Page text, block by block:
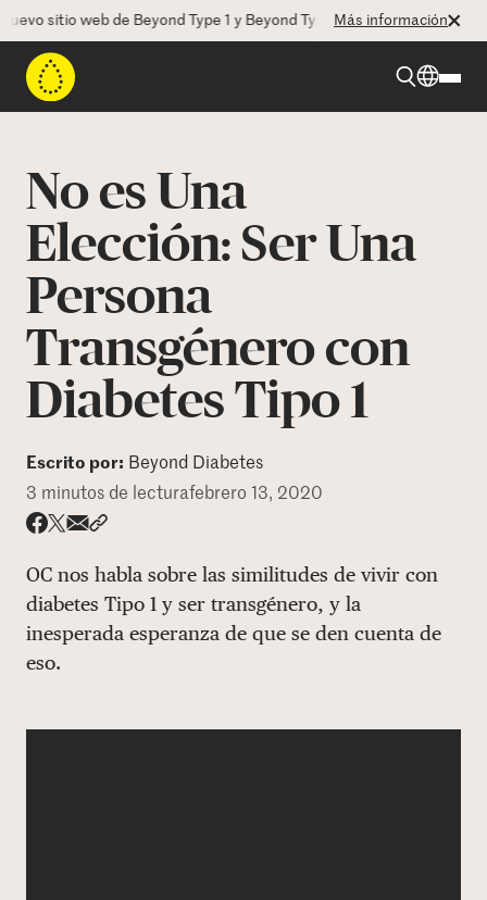
sitio web de Beyond Type 1 y Beyond Type 2! La CEO Deborah
Más información
Recursos
Programas
No es Una
Elección: Ser Una
Persona
Transgénero con
Diabetes Tipo 1
Escrito por: Beyond Diabetes
3 minutos de lecturafebrero 13, 2020
OC nos habla sobre las similitudes de vivir con
diabetes Tipo 1 y ser transgénero, y la
inesperada esperanza de que se den cuenta de
eso.